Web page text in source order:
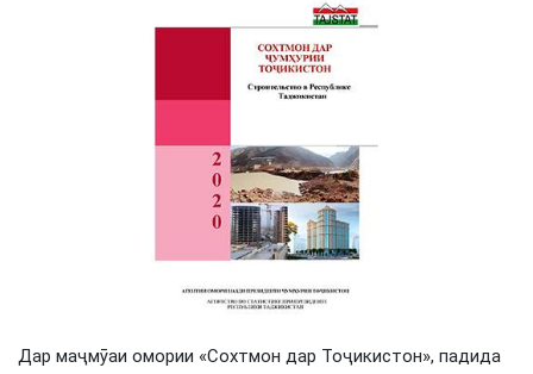
Дар маҷмӯаи омории «Сохтмон дар Тоҷикистон», падида